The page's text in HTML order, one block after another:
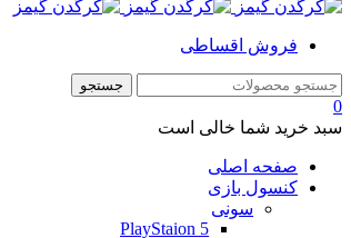
فروش اقساطی
0
سبد خرید شما خالی است
صفحه اصلی
کنسول بازی
سونی
PlayStaion 5